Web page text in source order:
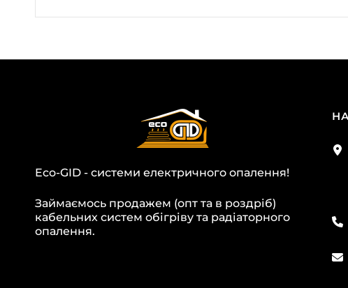
Eco-GID - системи електричного опалення!
Займаємось продажем (опт та в роздріб)
кабельних систем обігріву та радіаторного
опалення.